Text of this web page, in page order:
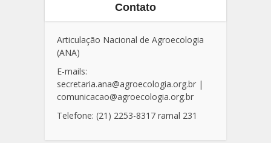
Contato
Articulação Nacional de Agroecologia
(ANA)
E-mails:
secretaria.ana@agroecologia.org.br |
comunicacao@agroecologia.org.br
Telefone: (21) 2253-8317 ramal 231